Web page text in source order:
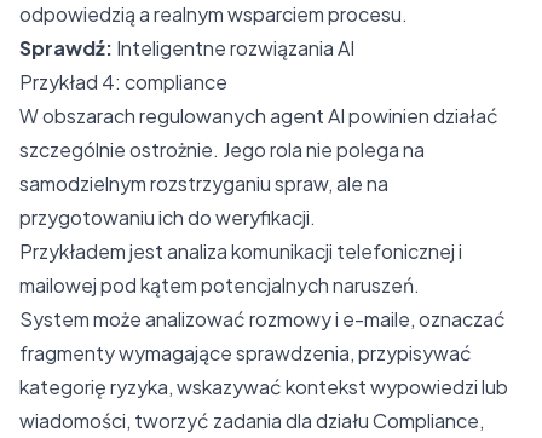
odpowiedzią a realnym wsparciem procesu.
Sprawdź: Inteligentne rozwiązania AI
Przykład 4: compliance
W obszarach regulowanych agent AI powinien działać
szczególnie ostrożnie. Jego rola nie polega na
samodzielnym rozstrzyganiu spraw, ale na
przygotowaniu ich do weryfikacji.
Przykładem jest analiza komunikacji telefonicznej i
mailowej pod kątem potencjalnych naruszeń.
System może analizować rozmowy i e-maile, oznaczać
fragmenty wymagające sprawdzenia, przypisywać
kategorię ryzyka, wskazywać kontekst wypowiedzi lub
wiadomości, tworzyć zadania dla działu Compliance,